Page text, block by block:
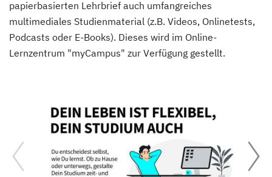
papierbasierten Lehrbrief auch umfangreiches
multimediales Studienmaterial (z.B. Videos, Onlinetests,
Podcasts oder E-Books). Dieses wird im Online-
Lernzentrum "myCampus" zur Verfügung gestellt.